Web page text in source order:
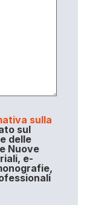
sulla
sul
delle
Nuove
e-